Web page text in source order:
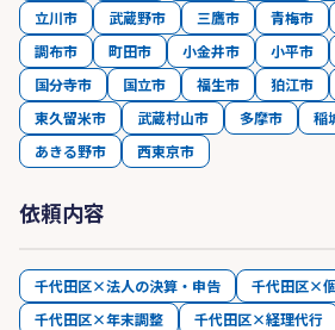
立川市
武蔵野市 三鷹市 青梅市
調布市
町田市 小金井市 小平市
国分寺市
国立市 福生市 狛江市
東久留米市
武蔵村山市 多摩市 稲
あきる野市
西東京市
依頼内容
千代田区×法人の決算・申告
千代田区×
千代田区×年末調整
千代田区×経理代行